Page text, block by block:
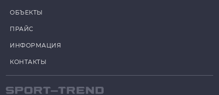
ОБЪЕКТЫ
ПРАЙС
ИНФОРМАЦИЯ
КОНТАКТЫ